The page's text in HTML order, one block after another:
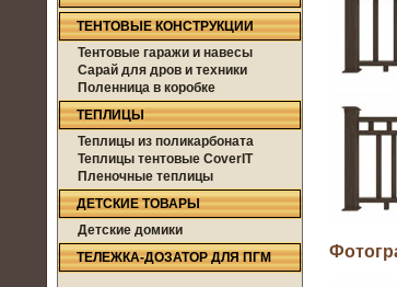
ТЕНТОВЫЕ КОНСТРУКЦИИ
Тентовые гаражи и навесы
Сарай для дров и техники
Поленница в коробке
ТЕПЛИЦЫ
Теплицы из поликарбоната
Теплицы тентовые CoverIT
Пленочные теплицы
ДЕТСКИЕ ТОВАРЫ
Детские домики
ТЕЛЕЖКА-ДОЗАТОР ДЛЯ ПГМ